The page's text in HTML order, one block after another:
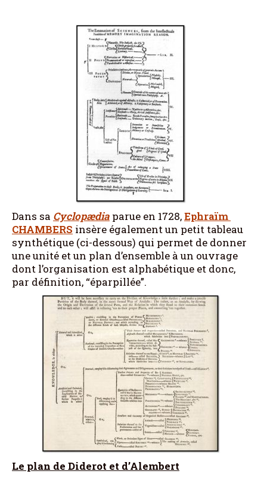
Dans sa Cyclopædia parue en 1728,Ephraïm
CHAMBERS insère également un petit tableau
synthétique (ci-dessous) qui permet de donner
une unité et un plan d’ensemble à un ouvrage
dont l’organisation est alphabétique et donc,
par définition, “éparpillée”.
Le plan de Diderot et d’Alembert